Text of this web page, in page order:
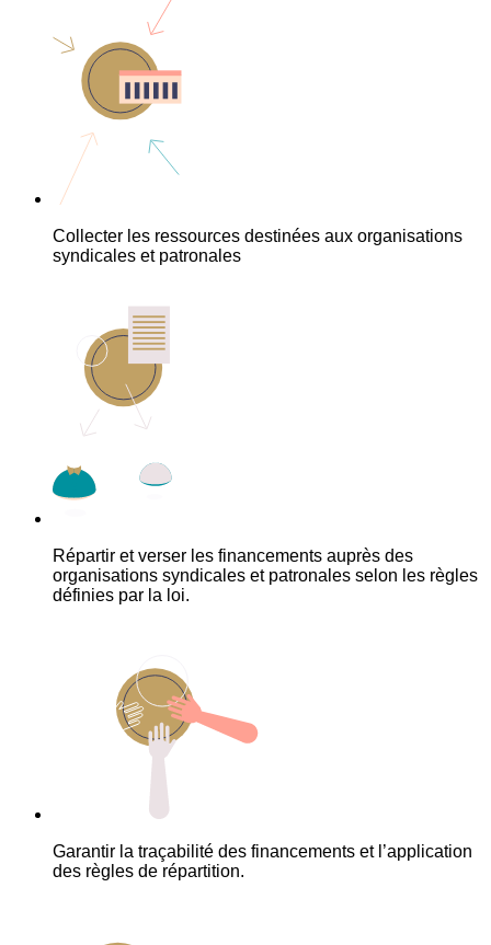
Collecter les ressources destinées aux organisations
syndicales et patronales
Répartir et verser les financements auprès des
organisations syndicales et patronales selon les règles
définies par la loi.
Garantir la traçabilité des financements et l’application
des règles de répartition.